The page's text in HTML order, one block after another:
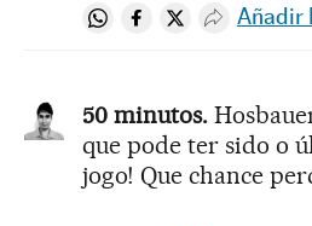
Compartir en Whatsapp
Compartir en
Compartir en
Desplegar
Añadir
50 minutos.
que pode ter sido o
jogo! Que chance